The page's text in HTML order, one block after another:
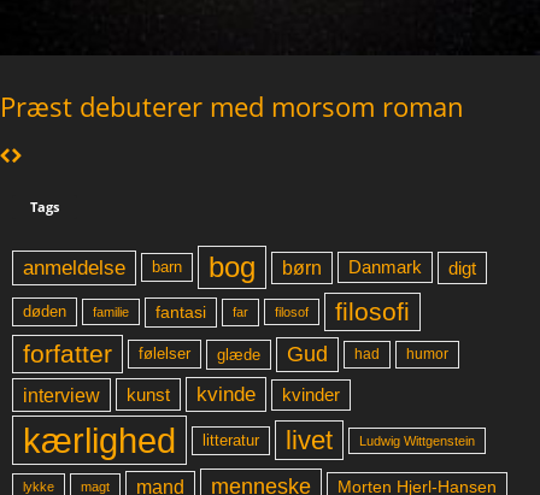
Præst debuterer med morsom roman
Tags
anmeldelse barn bog børn Danmark digt
døden familie fantasi far filosof
filosofi
forfatter
følelser glæde Gud had humor
interview kunst kvinde kvinder
kærlighed litteratur livet Ludwig Wittgenstein
lykke magt mand menneske Morten Hjerl-Hansen